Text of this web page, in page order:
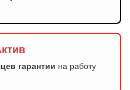
гарантии на работу